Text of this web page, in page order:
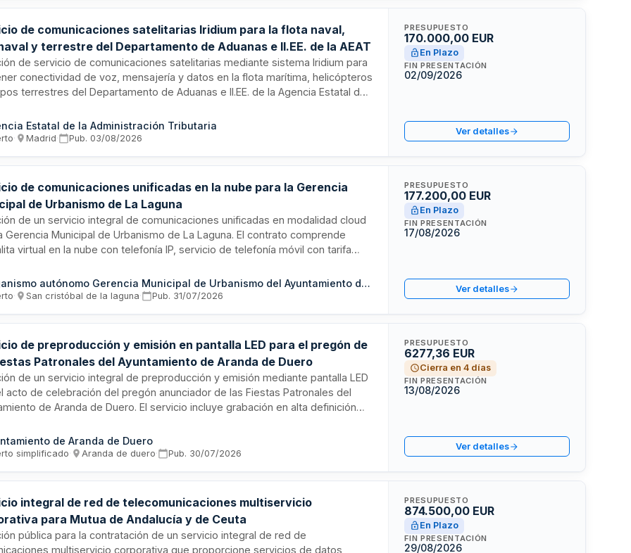
de comunicaciones satelitarias Iridium para la flota naval,
y terrestre del Departamento de Aduanas e II.EE. de la AEAT
de servicio de comunicaciones satelitarias mediante sistema Iridium para
conectividad de voz, mensajería y datos en la flota marítima, helicópteros
terrestres del Departamento de Aduanas e II.EE. de la Agencia Estatal de
seguras y ágiles entre medios navales y terrestres en operaciones
de delitos de contrabando, estupefacientes y géneros prohibidos.
Estatal de la Administración Tributaria
· Madrid· Pub. 03/08/2026
PRESUPUESTO
170.000,00 EUR
En Plazo
FIN PRESENTACIÓN
02/09/2026
Ver detalles
de comunicaciones unificadas en la nube para la Gerencia
de Urbanismo de La Laguna
de un servicio integral de comunicaciones unificadas en modalidad cloud
Gerencia Municipal de Urbanismo de La Laguna. El contrato comprende
virtual en la nube con telefonía IP, servicio de telefonía móvil con tarifa
fibra óptica, y soporte técnico continuo. Se requiere cumplimiento del
Nacional de Seguridad en nivel medio y normativa específica de
Organismo autónomo Gerencia Municipal de Urbanismo del Ayuntamiento de San Cristóbal de la Laguna
· San cristóbal de la laguna· Pub. 31/07/2026
PRESUPUESTO
177.200,00 EUR
En Plazo
FIN PRESENTACIÓN
17/08/2026
Ver detalles
de preproducción y emisión en pantalla LED para el pregón de
Patronales del Ayuntamiento de Aranda de Duero
de un servicio integral de preproducción y emisión mediante pantalla LED
acto de celebración del pregón anunciador de las Fiestas Patronales del
de Aranda de Duero. El servicio incluye grabación en alta definición
digital. Se desarrollará en el ejercicio 2026 con posibilidad de prórroga
de Aranda de Duero
simplificado· Aranda de duero· Pub. 30/07/2026
PRESUPUESTO
6277,36 EUR
Cierra en 4 días
FIN PRESENTACIÓN
13/08/2026
Ver detalles
integral de red de telecomunicaciones multiservicio
para Mutua de Andalucía y de Ceuta
pública para la contratación de un servicio integral de red de
multiservicio corporativa que proporcione servicios de datos,
PRESUPUESTO
874.500,00 EUR
En Plazo
FIN PRESENTACIÓN
29/08/2026